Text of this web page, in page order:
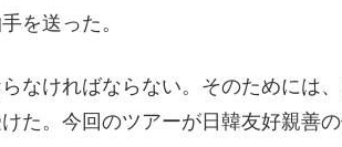
を送った。
なければならない。そのためには
た。今回のツアーが日韓友好親善